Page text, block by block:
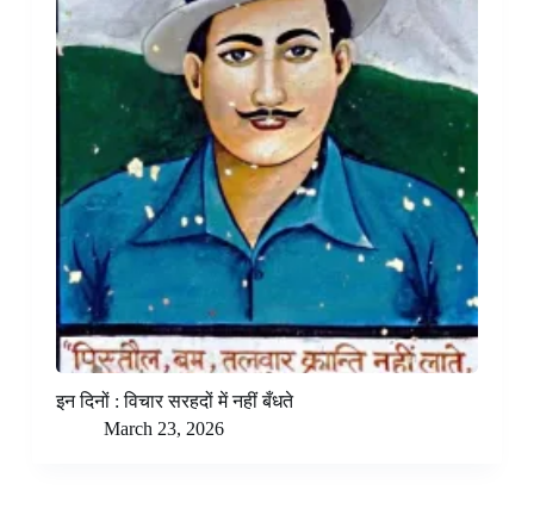
इन दिनों : विचार सरहदों में नहीं बँधते
March 23, 2026